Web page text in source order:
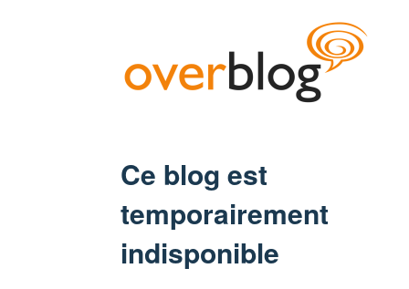
Ce blog est
temporairement
indisponible